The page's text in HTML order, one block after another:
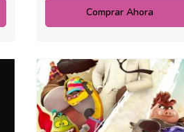
Comprar Ahora